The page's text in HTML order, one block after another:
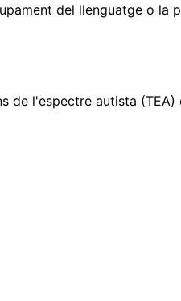
del llenguatge o la
l'espectre autista